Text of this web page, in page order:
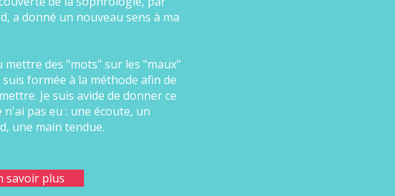
a donné un nouveau sens à ma
mettre des "mots" sur les "maux"
formée à la méthode afin de
Je suis avide de donner ce
n'ai pas eu : une écoute, un
une main tendue.
savoir plus